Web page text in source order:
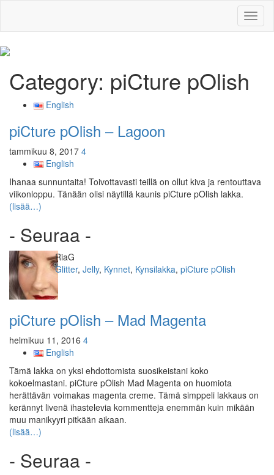
Category: piCture pOlish
English
piCture pOlish – Lagoon
tammikuu 8, 2017 4
English
Ihanaa sunnuntaita! Toivottavasti teillä on ollut kiva ja rentouttava
viikonloppu. Tänään olisi näytillä kaunis piCture pOlish lakka.
(lisää…)
- Seuraa -
Kirjoittaja
RiaG
Kategoriat
Glitter, Jelly, Kynnet, Kynsilakka, piCture pOlish
piCture pOlish – Mad Magenta
helmikuu 11, 2016 4
English
Tämä lakka on yksi ehdottomista suosikeistani koko
kokoelmastani. piCture pOlish Mad Magenta on huomiota
herättävän voimakas magenta creme. Tämä simppeli lakkaus on
kerännyt livenä ihastelevia kommentteja enemmän kuin mikään
muu manikyyri pitkään aikaan.
(lisää…)
- Seuraa -